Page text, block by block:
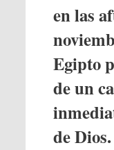
en las
Egipto
de un
de Dios.